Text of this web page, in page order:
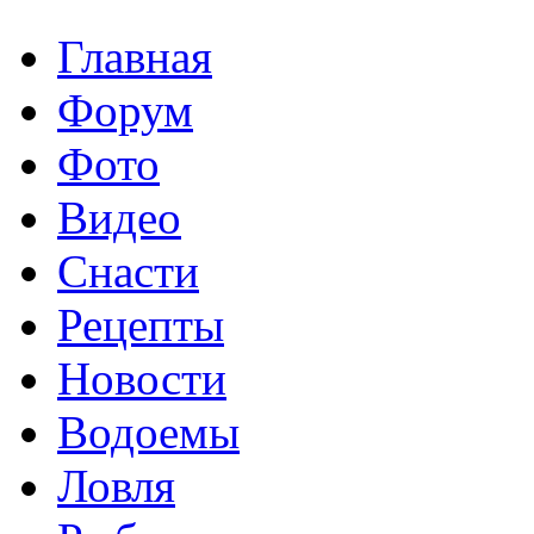
Главная
Форум
Фото
Видео
Снасти
Рецепты
Новости
Водоемы
Ловля